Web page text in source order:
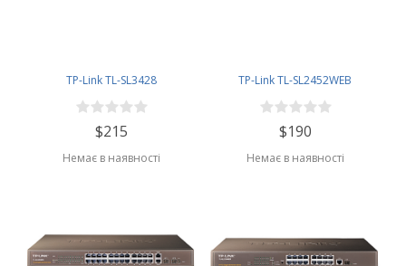
TP-Link TL-SL3428
$215
Немає в наявності
TP-Link TL-SL2452WEB
$190
Немає в наявності